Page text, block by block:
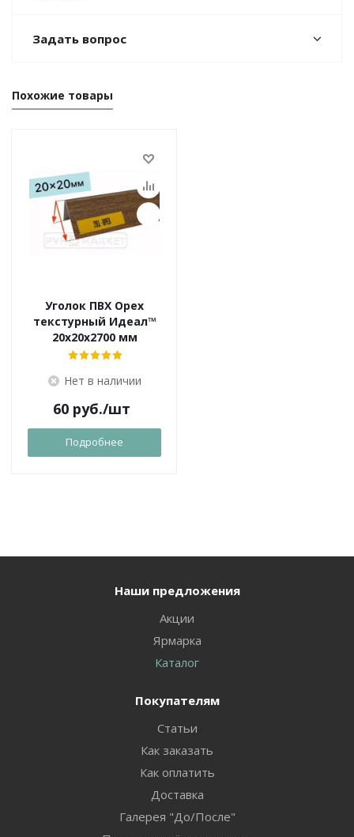
Задать вопрос
Похожие товары
Уголок ПВХ Орех
текстурный Идеал™
20x20х2700 мм
Нет в наличии
60 руб./шт
Подробнее
Наши предложения
Акции
Ярмарка
Каталог
Покупателям
Статьи
Как заказать
Как оплатить
Доставка
Галерея "До/После"